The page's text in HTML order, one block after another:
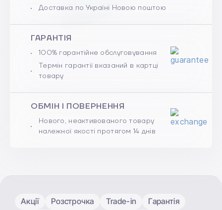
Доставка по Україні Новою поштою
ГАРАНТІЯ
100% гарантійне обслуговування
Термін гарантії вказаний в картці
товару
ОБМІН І ПОВЕРНЕННЯ
Нового, неактивованого товару
належної якості протягом 14 днів
Акції Розстрочка Trade-in
Гарантія